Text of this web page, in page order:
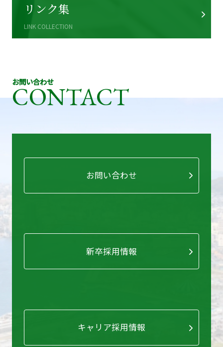
リンク集
LINK COLLECTION
お問い合わせ
CONTACT
お問い合わせ
新卒採用情報
キャリア採用情報